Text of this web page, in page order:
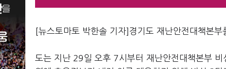
[뉴스토마토 박한솔 기자]경기도 재난안전대책본부
도는 지난 29일 오후 7시부터 재난안전대책본부